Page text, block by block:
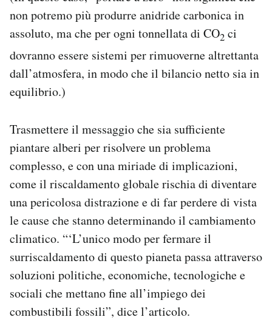
non potremo più produrre anidride carbonica in
assoluto, ma che per ogni tonnellata di CO2 ci
dovranno essere sistemi per rimuoverne altrettanta
dall’atmosfera, in modo che il bilancio netto sia in
equilibrio.)
Trasmettere il messaggio che sia sufficiente
piantare alberi per risolvere un problema
complesso, e con una miriade di implicazioni,
come il riscaldamento globale rischia di diventare
una pericolosa distrazione e di far perdere di vista
le cause che stanno determinando il cambiamento
climatico. “‘L’unico modo per fermare il
surriscaldamento di questo pianeta passa attraverso
soluzioni politiche, economiche, tecnologiche e
sociali che mettano fine all’impiego dei
combustibili fossili”, dice l’articolo.